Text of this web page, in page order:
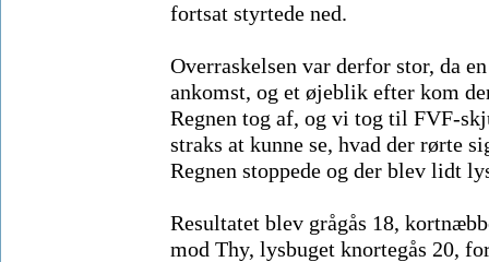
fortsat styrtede ned.
Overraskelsen var derfor stor, da
ankomst, og et øjeblik efter kom
Regnen tog af, og vi tog til FVF-
straks at kunne se, hvad der rørte
Regnen stoppede og der blev lidt
Resultatet blev grågås 18,
mod Thy, lysbuget knortegås 20,